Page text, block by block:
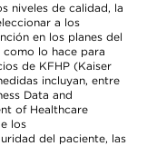
niveles de calidad, la
a los
en los planes del
como lo hace para
de KFHP (Kaiser
incluyan, entre
Data and
of Healthcare
los
del paciente, las